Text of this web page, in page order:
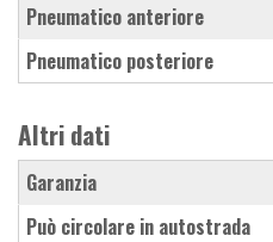
Pneumatico anteriore
Pneumatico posteriore
Altri dati
Garanzia
Può circolare in autostrada